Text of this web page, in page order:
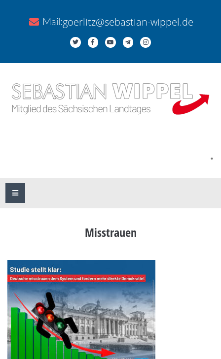
Mail:goerlitz@sebastian-wippel.de
.
Misstrauen